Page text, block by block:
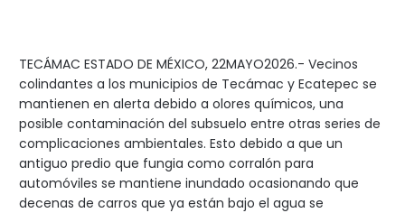
TECÁMAC ESTADO DE MÉXICO, 22MAYO2026.- Vecinos
colindantes a los municipios de Tecámac y Ecatepec se
mantienen en alerta debido a olores químicos, una
posible contaminación del subsuelo entre otras series de
complicaciones ambientales. Esto debido a que un
antiguo predio que fungia como corralón para
automóviles se mantiene inundado ocasionando que
decenas de carros que ya están bajo el agua se